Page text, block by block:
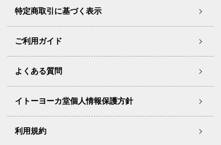
特定商取引に基づく表示
ご利用ガイド
よくある質問
イトーヨーカ堂個人情報保護方針
利用規約